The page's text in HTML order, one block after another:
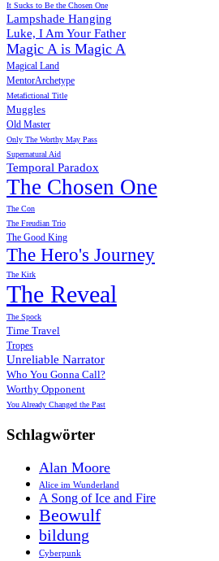
It Sucks to Be the Chosen One
Lampshade Hanging
Luke, I Am Your Father
Magic A is Magic A
Magical Land
MentorArchetype
Metafictional Title
Muggles
Old Master
Only The Worthy May Pass
Supernatural Aid
Temporal Paradox
The Chosen One
The Con
The Freudian Trio
The Good King
The Hero's Journey
The Kirk
The Reveal
The Spock
Time Travel
Tropes
Unreliable Narrator
Who You Gonna Call?
Worthy Opponent
You Already Changed the Past
Schlagwörter
Alan Moore
Alice im Wunderland
A Song of Ice and Fire
Beowulf
bildung
Cyberpunk